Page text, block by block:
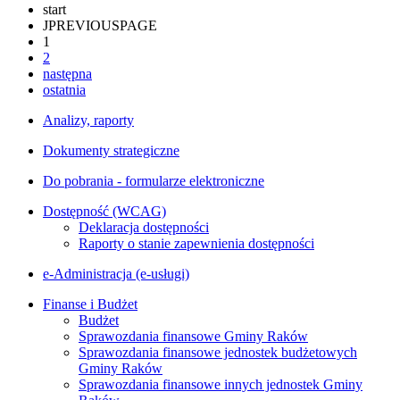
start
JPREVIOUSPAGE
1
2
następna
ostatnia
Analizy, raporty
Dokumenty strategiczne
Do pobrania - formularze elektroniczne
Dostępność (WCAG)
Deklaracja dostępności
Raporty o stanie zapewnienia dostępności
e-Administracja (e-usługi)
Finanse i Budżet
Budżet
Sprawozdania finansowe Gminy Raków
Sprawozdania finansowe jednostek budżetowych
Gminy Raków
Sprawozdania finansowe innych jednostek Gminy